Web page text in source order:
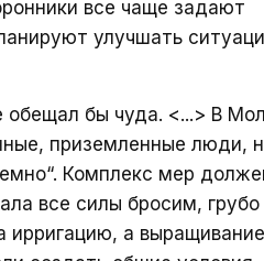
все чаще задают
улучшать
обещал бы чуда. <...> В
приземленные люди,
Комплекс мер
все силы бросим, грубо
ирригацию, а